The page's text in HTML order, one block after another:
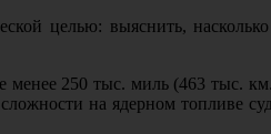
целью: выяснить,
250 тыс. миль (463 тыс.
на ядерном топливе